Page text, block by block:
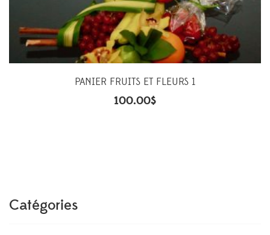
PANIER FRUITS ET FLEURS 1
100.00$
Catégories